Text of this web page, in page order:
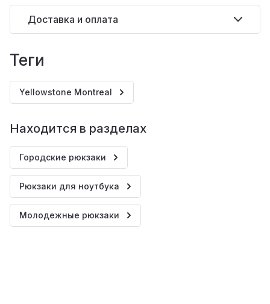
Доставка и оплата
теги
Yellowstone Montreal
Находится в разделах
Городские рюкзаки
Рюкзаки для ноутбука
Молодежные рюкзаки